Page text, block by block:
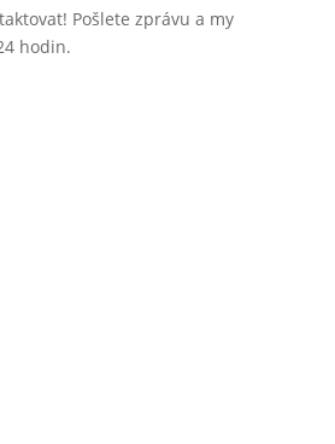
Pošlete zprávu a my
hodin.